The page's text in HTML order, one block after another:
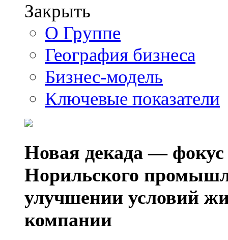
Закрыть
О Группе
География бизнеса
Бизнес-модель
Ключевые показатели
Новая декада — фокус
Норильского
улучшении условий
компании